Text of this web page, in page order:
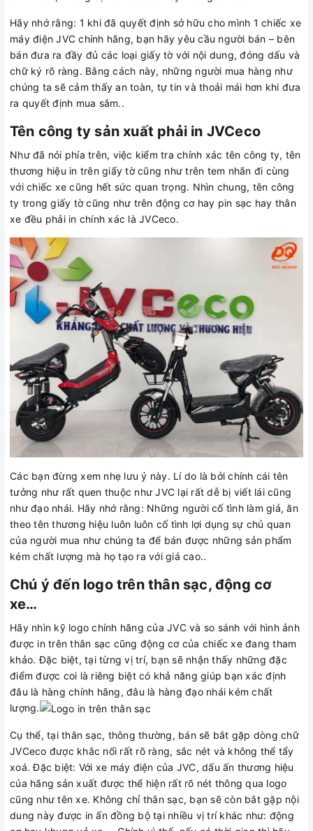
Hãy nhớ rằng: 1 khi đã quyết định sở hữu cho mình 1 chiếc xe
máy điện JVC chính hãng, bạn hãy yêu cầu người bán – bên
bán đưa ra đầy đủ các loại giấy tờ với nội dung, đóng dấu và
chữ ký rõ ràng. Bằng cách này, những người mua hàng như
chúng ta sẽ cảm thấy an toàn, tự tin và thoải mái hơn khi đưa
ra quyết định mua sắm..
Tên công ty sản xuất phải in JVCeco
Như đã nói phía trên, việc kiểm tra chính xác tên công ty, tên
thương hiệu in trên giấy tờ cũng như trên tem nhãn đi cùng
với chiếc xe cũng hết sức quan trọng. Nhìn chung, tên công
ty trong giấy tờ cũng như trên động cơ hay pin sạc hay thân
xe đều phải in chính xác là JVCeco.
Các bạn đừng xem nhẹ lưu ý này. Lí do là bởi chính cái tên
tưởng như rất quen thuộc như JVC lại rất dễ bị viết lái cũng
như đạo nhái. Hãy nhớ rằng: Những người cố tình làm giả, ăn
theo tên thương hiệu luôn luôn cố tình lợi dụng sự chủ quan
của người mua như chúng ta để bán được những sản phẩm
kém chất lượng mà họ tạo ra với giá cao..
Chú ý đến logo trên thân sạc, động cơ
xe…
Hãy nhìn kỹ logo chính hãng của JVC và so sánh với hình ảnh
được in trên thân sạc cũng động cơ của chiếc xe đang tham
khảo. Đặc biệt, tại từng vị trí, bạn sẽ nhận thấy những đặc
điểm được coi là riêng biệt có khả năng giúp bạn xác định
đâu là hàng chính hãng, đâu là hàng đạo nhái kém chất
lượng.
Cụ thể, tại thân sạc, thông thường, bán sẽ bắt gặp dòng chữ
JVCeco được khắc nổi rất rõ ràng, sắc nét và không thể tẩy
xoá. Đặc biệt: Với xe máy điện của JVC, dấu ấn thương hiệu
của hãng sản xuất được thể hiện rất rõ nét thông qua logo
cũng như tên xe. Không chỉ thân sạc, bạn sẽ còn bắt gặp nội
dung này được in ấn đồng bộ tại nhiều vị trí khác như: động